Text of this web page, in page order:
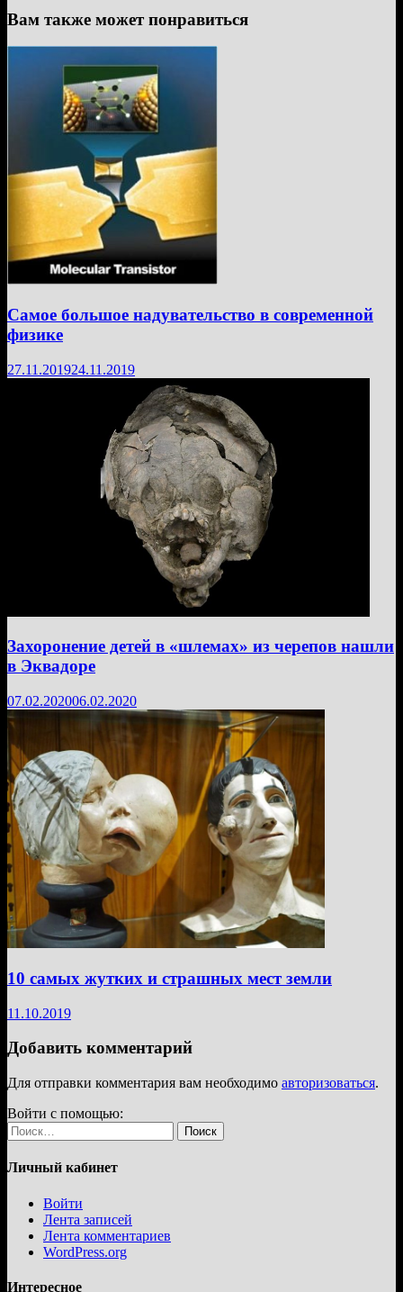
Вам также может понравиться
Самое большое надувательство в современной
физике
27.11.201924.11.2019
Захоронение детей в «шлемах» из черепов нашли
в Эквадоре
07.02.202006.02.2020
10 самых жутких и страшных мест земли
11.10.2019
Добавить комментарий
Для отправки комментария вам необходимо авторизоваться.
Войти с помощью:
Найти:
Личный кабинет
Войти
Лента записей
Лента комментариев
WordPress.org
Интересное